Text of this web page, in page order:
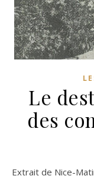
Le
des
Extrait de Nice-